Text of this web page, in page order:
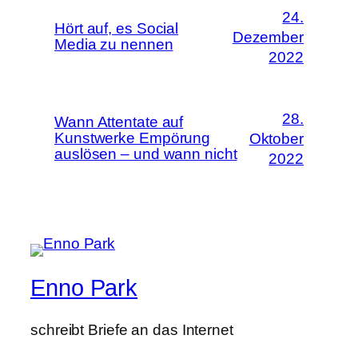
Hört auf, es Social
Media zu nennen
24.
Dezember
2022
Wann Attentate auf
Kunstwerke Empörung
auslösen – und wann nicht
28.
Oktober
2022
Enno Park
schreibt Briefe an das Internet